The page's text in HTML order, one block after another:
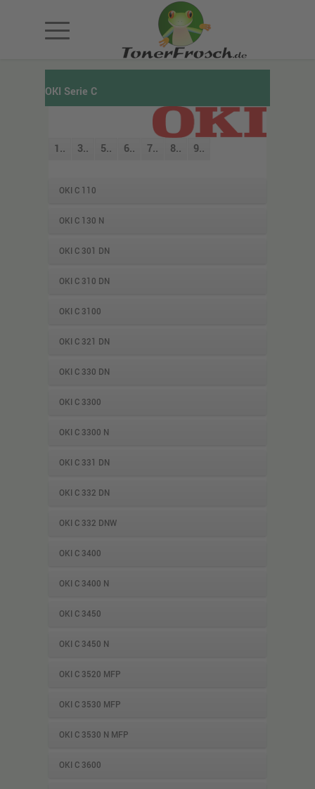
OKI Serie C
1.. 3.. 5.. 6.. 7.. 8.. 9..
OKI C 110
OKI C 130 N
OKI C 301 DN
OKI C 310 DN
OKI C 3100
OKI C 321 DN
OKI C 330 DN
OKI C 3300
OKI C 3300 N
OKI C 331 DN
OKI C 332 DN
OKI C 332 DNW
OKI C 3400
OKI C 3400 N
OKI C 3450
OKI C 3450 N
OKI C 3520 MFP
OKI C 3530 MFP
OKI C 3530 N MFP
OKI C 3600